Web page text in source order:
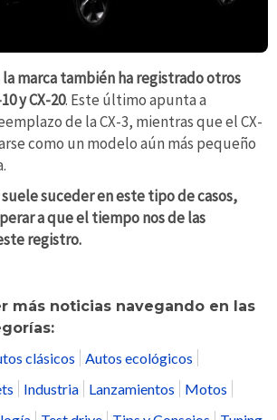
la marca también ha registrado otros
y CX-20. Este último apunta a
de la CX-3, mientras que el CX-
como un modelo aún más pequeño
suceder en este tipo de casos,
a que el tiempo nos de las
registro.
más noticias navegando en las
clásicos
Autos ecológicos
Industria Lanzamientos
Motos